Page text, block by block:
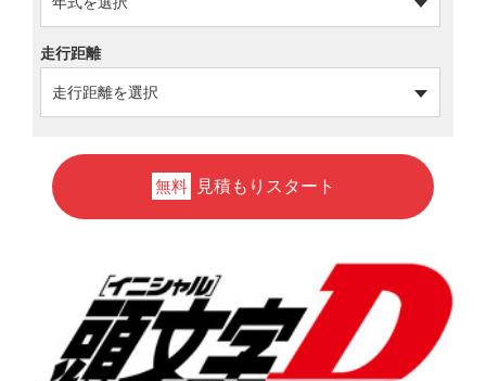
走行距離
無料 見積もりスタート